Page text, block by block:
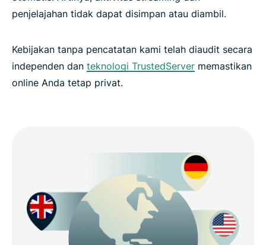
penjelajahan tidak dapat disimpan atau diambil.
Kebijakan tanpa pencatatan kami telah diaudit secara
independen dan teknologi TrustedServer memastikan
online Anda tetap privat.